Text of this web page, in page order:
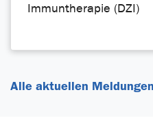
Immuntherapie (DZI)
Alle aktuellen Meldungen